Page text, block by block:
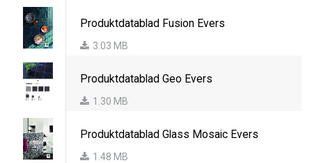
Produktdatablad Fusion Evers
3.03 MB
Produktdatablad Geo Evers
1.30 MB
Produktdatablad Glass Mosaic Evers
1.48 MB